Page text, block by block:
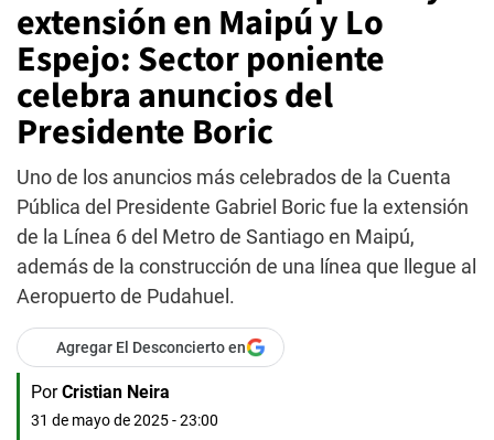
extensión en Maipú y Lo
Espejo: Sector poniente
celebra anuncios del
Presidente Boric
Uno de los anuncios más celebrados de la Cuenta
Pública del Presidente Gabriel Boric fue la extensión
de la Línea 6 del Metro de Santiago en Maipú,
además de la construcción de una línea que llegue al
Aeropuerto de Pudahuel.
Agregar El Desconcierto en
Por Cristian Neira
31 de mayo de 2025 - 23:00